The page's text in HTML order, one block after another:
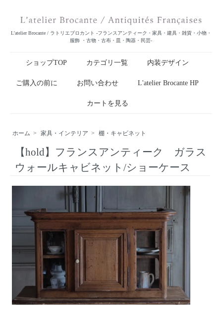
L'atelier Brocante / ラトリエブロカント -フランスアンティーク・家具・建具・雑貨・小物・
服飾 ・古物・古布・皿・陶器・民芸-
ショップTOP カテゴリ一覧 内装デザイン
ご購入の前に お問い合わせ L'atelier Brocante HP
カートを見る
ホーム > 家具・インテリア > 棚・キャビネット
【hold】フランスアンティーク ガラス
ウォールキャビネット/ショーケース